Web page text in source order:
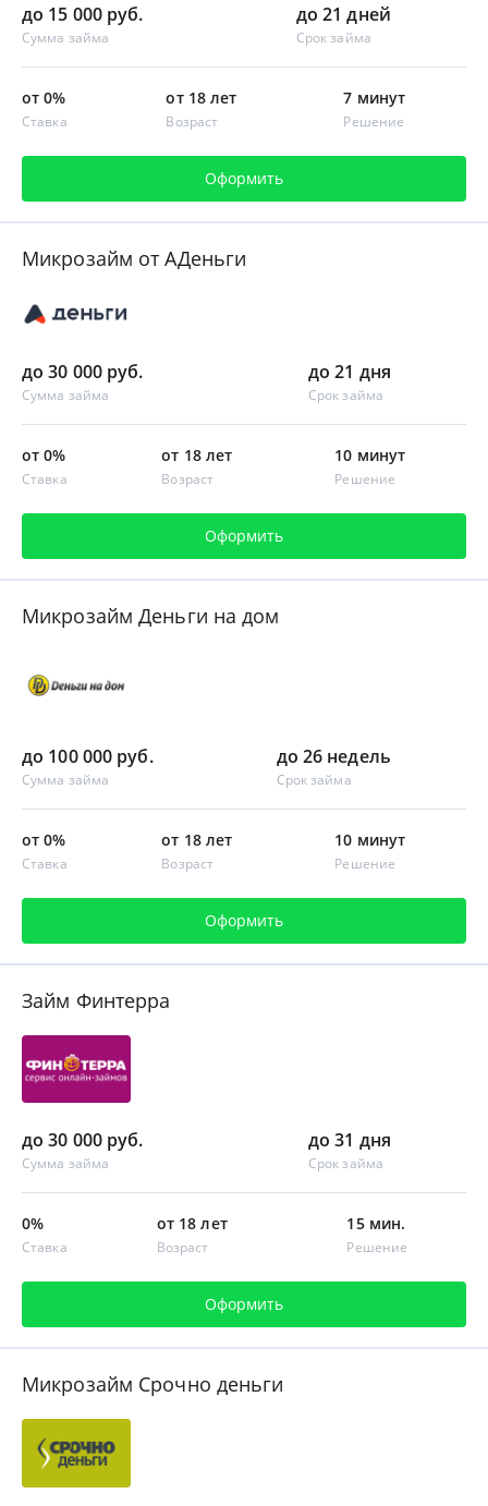
до 15 000 руб.
Сумма займа
до 21 дней
Срок займа
от 0%
Ставка
от 18 лет
Возраст
7 минут
Решение
Оформить
Микрозайм от АДеньги
до 30 000 руб.
Сумма займа
до 21 дня
Срок займа
от 0%
Ставка
от 18 лет
Возраст
10 минут
Решение
Оформить
Микрозайм Деньги на дом
до 100 000 руб.
Сумма займа
до 26 недель
Срок займа
от 0%
Ставка
от 18 лет
Возраст
10 минут
Решение
Оформить
Займ Финтерра
до 30 000 руб.
Сумма займа
до 31 дня
Срок займа
0%
Ставка
от 18 лет
Возраст
15 мин.
Решение
Оформить
Микрозайм Срочно деньги